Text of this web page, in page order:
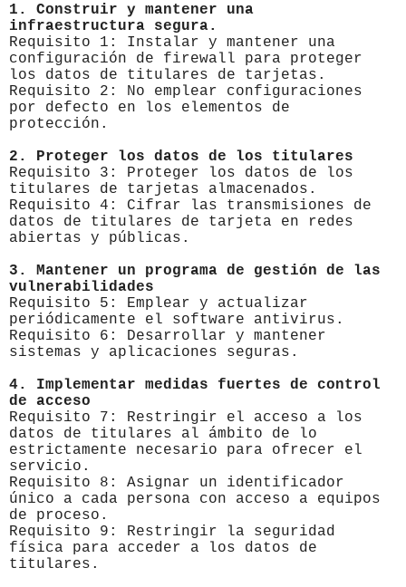
1. Construir y mantener una
infraestructura segura.
Requisito 1: Instalar y mantener una
configuración de firewall para proteger
los datos de titulares de tarjetas.
Requisito 2: No emplear configuraciones
por defecto en los elementos de
protección.
2. Proteger los datos de los titulares
Requisito 3: Proteger los datos de los
titulares de tarjetas almacenados.
Requisito 4: Cifrar las transmisiones de
datos de titulares de tarjeta en redes
abiertas y públicas.
3. Mantener un programa de gestión de las
vulnerabilidades
Requisito 5: Emplear y actualizar
periódicamente el software antivirus.
Requisito 6: Desarrollar y mantener
sistemas y aplicaciones seguras.
4. Implementar medidas fuertes de control
de acceso
Requisito 7: Restringir el acceso a los
datos de titulares al ámbito de lo
estrictamente necesario para ofrecer el
servicio.
Requisito 8: Asignar un identificador
único a cada persona con acceso a equipos
de proceso.
Requisito 9: Restringir la seguridad
física para acceder a los datos de
titulares.